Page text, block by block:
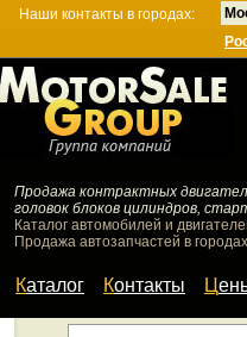
Наши контакты в городах:
Продажа контрактных
головок блоков цилиндров,
Каталог автомобилей и
Продажа автозапчастей в
Каталог Контакты